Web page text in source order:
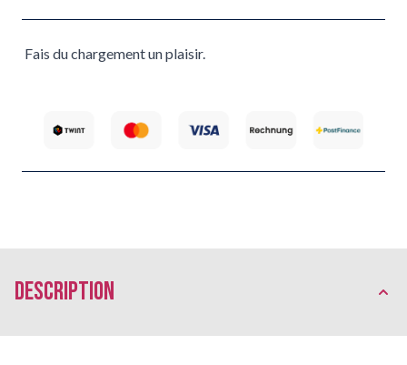
Fais du chargement un plaisir.
Description